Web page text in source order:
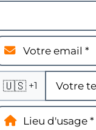
🇺🇸 +1